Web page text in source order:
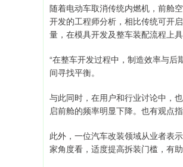
随着电动车取消传统内燃机，前舱
开发的工程师分析，相比传统可开
量，在模具开发及整车装配流程上具
“在整车开发过程中，制造效率与
间寻找平衡。
与此同时，在用户和行业讨论中，
启前舱的频率明显下降。也有观点
此外，一位汽车改装领域从业者表
家角度看，适度提高拆装门槛，有